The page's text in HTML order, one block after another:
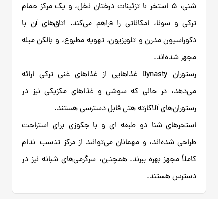
شنی، 5 استخر با تزئینات درختان نخل، و یک مرکز حمام
ترکی و سونا، امکاناتی را فراهم می‌کند. اتاق‌های آن با
دکوراسیون مدرن و تلویزیون، تهویه مطبوع، و بالکن مبله
مجهز شده‌اند.
رستوران Dynasty غذاهایی از غذاهای غنی ترکی ارائه
می‌دهد، در حالی که سوشی و غذاهای مکزیکی نیز در
رستوران‌های آلاکارته هتل قابل دسترسی هستند.
استخرهای شنا دو طبقه ای و با جکوزی برای استراحت
طراحی شده‌اند، و مهمانان می‌توانند از مرکز تناسب اندام
کاملاً مجهز بهره ببرند. همچنین، سرگرمی‌های شبانه نیز در
دسترس هستند.